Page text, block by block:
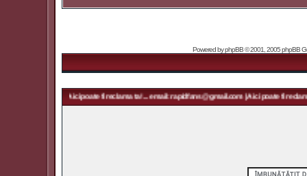
Powered byphpBB© 2001, 2005 phpBB
| Aici poate fi reclama ta! ... email: rapidfans@gmail.com | Aici poate fi reclama